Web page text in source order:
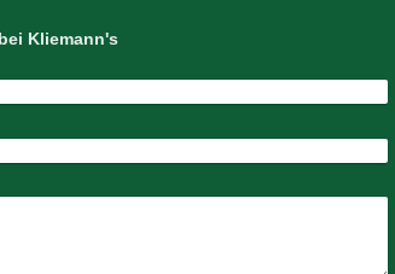
in bei Kliemann's